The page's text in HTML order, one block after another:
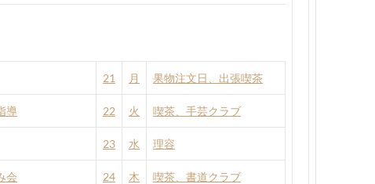
21 月 果物注文日、出張喫茶
導 22 火 喫茶、手芸クラブ
23 水 理容
会 24 木 喫茶、書道クラブ